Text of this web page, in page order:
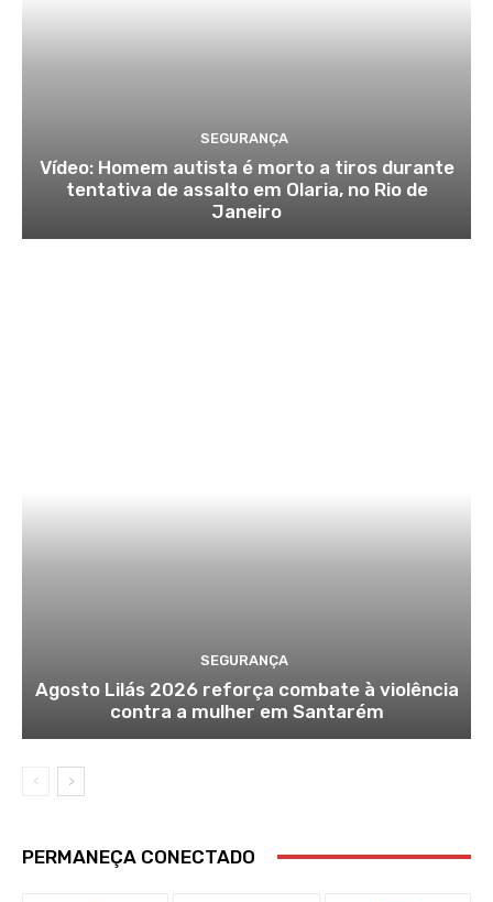
SEGURANÇA
Vídeo: Homem autista é morto a tiros durante
tentativa de assalto em Olaria, no Rio de
Janeiro
SEGURANÇA
Agosto Lilás 2026 reforça combate à violência
contra a mulher em Santarém
PERMANEÇA CONECTADO